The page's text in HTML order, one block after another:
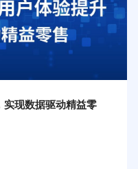
现数据驱动精益零